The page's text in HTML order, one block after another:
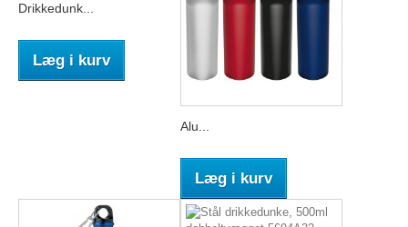
Drikkedunk...
Læg i kurv
Alu...
Læg i kurv